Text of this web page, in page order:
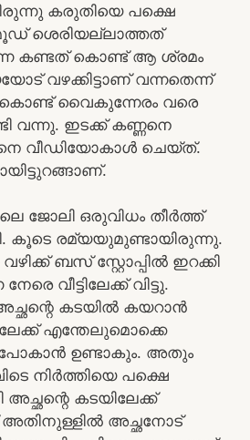
കരുതിയെ പക്ഷെ
മൂഡ് ശെരിയല്ലാത്തത്
കണ്ടത് കൊണ്ട് ആ ശ്രമം
വഴക്കിട്ടാണ് വന്നതെന്ന്
വൈകുന്നേരം വരെ
വന്നു. ഇടക്ക് കണ്ണനെ
വീഡിയോകാൾ ചെയ്ത്.
ജോലി ഒരുവിധം തീർത്ത്‌
കൂടെ രമ്യയുമുണ്ടായിരുന്നു.
ബസ് സ്റ്റോപ്പിൽ ഇറക്കി
വീട്ടിലേക്ക് വിട്ടു.
കടയിൽ കയറാൻ
എന്തേലുമൊക്കെ
ഉണ്ടാകും. അതും
നിർത്തിയെ പക്ഷെ
അച്ഛന്റെ കടയിലേക്ക്
അതിനുള്ളിൽ അച്ഛനോട്